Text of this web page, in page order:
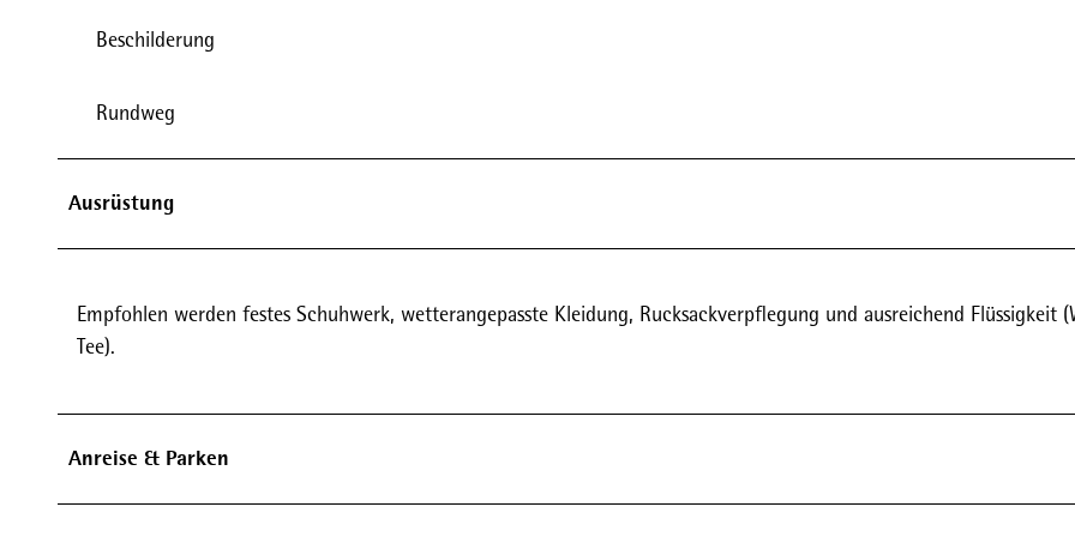
Beschilderung
Rundweg
Ausrüstung
Empfohlen werden festes Schuhwerk, wetterangepasste Kleidung, Rucksackverpflegung und ausreichend Flüssigkeit
Tee).
Anreise & Parken